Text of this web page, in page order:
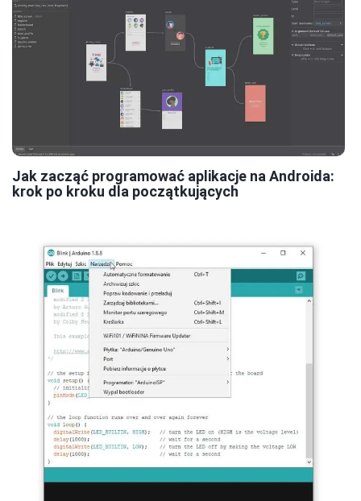
Jak zacząć programować aplikacje na Androida:
krok po kroku dla początkujących